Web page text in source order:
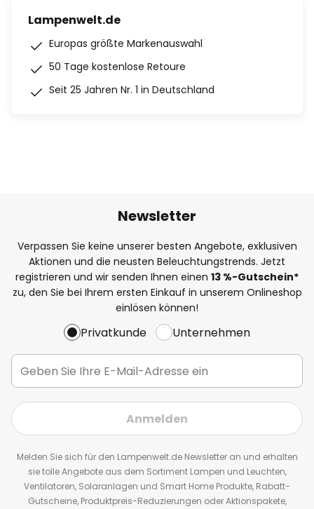
Lampenwelt.de
Europas größte Markenauswahl
50 Tage kostenlose Retoure
Seit 25 Jahren Nr. 1 in Deutschland
Newsletter
Verpassen Sie keine unserer besten Angebote, exklusiven
Aktionen und die neusten Beleuchtungstrends. Jetzt
registrieren und wir senden Ihnen einen 13 %-Gutschein*
zu, den Sie bei Ihrem ersten Einkauf in unserem Onlineshop
einlösen können!
Privatkunde Unternehmen
Anmelden
Melden Sie sich für den Lampenwelt.de Newsletter an und erhalten
sie tolle Angebote aus dem Sortiment Lampen und Leuchten,
Ventilatoren, Solaranlagen und Smart Home Produkte, Rabatt-
Gutscheine, Produktpreis-Reduzierungen oder Aktionspakete,